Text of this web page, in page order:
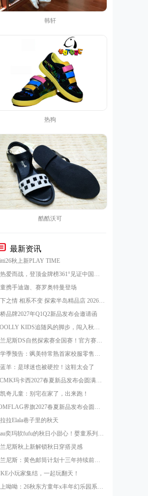
韩轩
热狗
酷酷沃可
最新资讯
秋上新PLAY TIME
为热爱而战，登顶金牌榜361°见证中国国家跳绳队王者凯旋！
携手迪迦、赛罗奥特曼登场
月下之情 相系不变 探索半岛精品店 2026年中秋系列
品牌2027年Q1Q2新品发布会邀请函
WOOLLY KIDS追随风的脚步，闯入秋的秘密花园
泰兰尼斯DS自然探索赛全国赛！官方赛事指定战靴！
开学季预告：飒美特常熟首家校服零售旗舰店即将开业！
羊：是球迷也被硬控！这鞋太会了
MCMK玛卡西2027春夏新品发布会圆满结束！
奇儿童：别宅在家了，出来跑！
COMFLAG界旗2027春夏新品发布会圆满收官！
拉Elala巷子里的秋天
imau奕玛软fufu的秋日小甜心！婴童系列新品，想rua着穿～
尼斯秋上新解锁秋日穿搭灵感
泰兰尼斯：黄色邮筒计划十三年持续前行，把温暖送往远方
小玩家集结，一起玩翻天！
原上呦呦：26秋东方童年x丰年幻乐园系列上新